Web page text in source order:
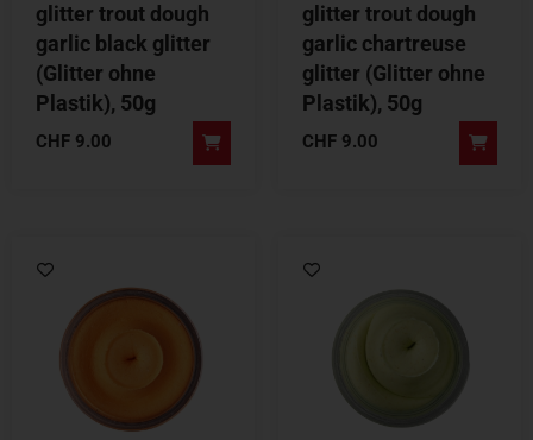
glitter trout dough
garlic black glitter
(Glitter ohne
Plastik), 50g
CHF 9.00
glitter trout dough
garlic chartreuse
glitter (Glitter ohne
Plastik), 50g
CHF 9.00